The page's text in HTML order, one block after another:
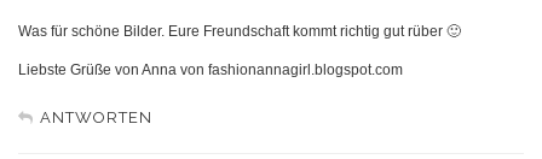
Was für schöne Bilder. Eure Freundschaft kommt richtig gut rüber 🙂
Liebste Grüße von Anna von fashionannagirl.blogspot.com
ANTWORTEN